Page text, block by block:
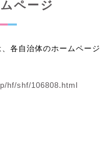
ページ
各自治体のホームページ
hf/shf/106808.html